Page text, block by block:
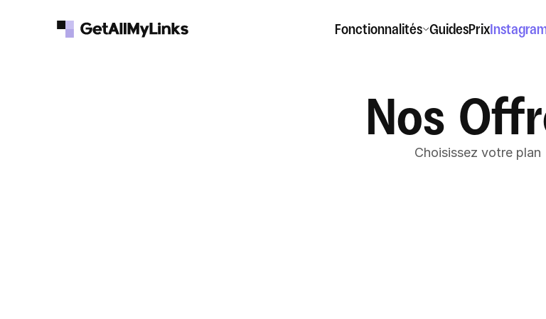
Fonctionnalités GuidesPrix
Nos
Choisissez votre plan